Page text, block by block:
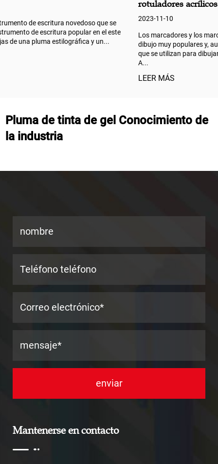
2023-11-10
Los marcadores y los marcadores acrílicos son herramientas de
dibujo muy populares y, aunque ambos son herramientas de
que se utilizan para dibujar, existen muchas diferencias entre
Pluma de tinta de gel Conocimiento de
la industria
Mantenerse en contacto